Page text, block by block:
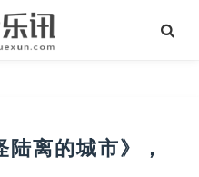
离的城市》，